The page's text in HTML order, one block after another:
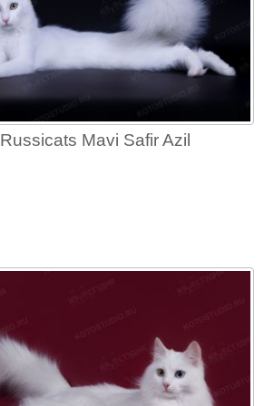
Russicats Mavi Safir Azil